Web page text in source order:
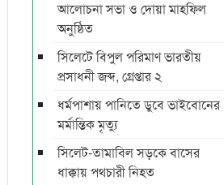
আলোচনা সভা ও দোয়া মাহফিল
অনুষ্ঠিত
সিলেটে বিপুল পরিমাণ ভারতীয়
প্রসাধনী জব্দ, গ্রেপ্তার ২
ধর্মপাশায় পানিতে ডুবে ভাইবোনের
মর্মান্তিক মৃত্যু
সিলেট-তামাবিল সড়কে বাসের
ধাক্কায় পথচারী নিহত